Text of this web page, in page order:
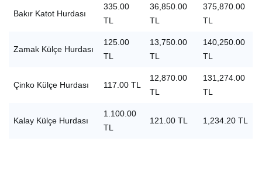
Bakır Katot Hurdası
335.00
TL
36,850.00
TL
375,870.00
TL
Zamak Külçe Hurdası
125.00
TL
13,750.00
TL
140,250.00
TL
Çinko Külçe Hurdası 117.00 TL
12,870.00
TL
131,274.00
TL
Kalay Külçe Hurdası
1.100.00
TL
121.00 TL 1,234.20 TL